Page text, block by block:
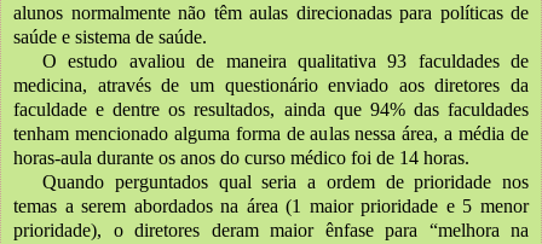
alunos normalmente não têm aulas direcionadas para políticas de
saúde e sistema de saúde.
O estudo avaliou de maneira qualitativa 93 faculdades de
medicina, através de um questionário enviado aos diretores da
faculdade e dentre os resultados, ainda que 94% das faculdades
tenham mencionado alguma forma de aulas nessa área, a média de
horas-aula durante os anos do curso médico foi de 14 horas.
Quando perguntados qual seria a ordem de prioridade nos
temas a serem abordados na área (1 maior prioridade e 5 menor
prioridade), o diretores deram maior ênfase para “melhora na